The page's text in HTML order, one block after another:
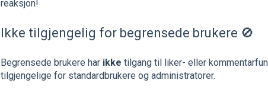
reaksjon!
Ikke tilgjengelig for begrensede brukere 🚫
Begrensede brukere har ikke tilgang til liker- eller
tilgjengelige for standardbrukere og administratorer.